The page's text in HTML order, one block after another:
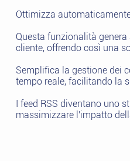
Ottimizza
Questa funzionalità
cliente, offrendo così una
Semplifica la gestione dei
tempo reale, facilitando la
I feed RSS diventano uno
massimizzare l'impatto